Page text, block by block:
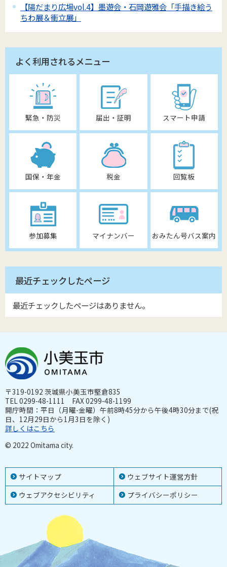
【陽だまり広場vol.4】墨遊会・石岡遊雅会「手描き絵う
ちわ展＆衝立展」
よく利用されるメニュー
緊急・防災 届出・証明 スマート申請
国保・年金 税金 回覧板
参加募集 マイナンバー おみたん号バス案内
最近チェックしたページ
最近チェックしたページはありません。
サイトマップ
ウェブサイト運営方針
ウェブアクセシビリティ
プライバシーポリシー
〒319-0192 茨城県小美玉市堅倉835
TEL 0299-48-1111 FAX 0299-48-1199
開庁時間：平日（月曜-金曜）午前8時45分から午後4時30分まで(祝
日、12月29日から1月3日を除く)
詳しくはこちら
© 2022 Omitama city.